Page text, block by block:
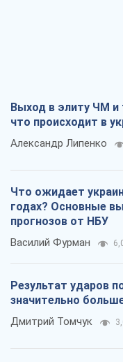
Выход в элиту ЧМ и
что происходит в
Александр Липенко
Что ожидает
годах? Основные
прогнозов от НБУ
Василий Фурман
Результат ударов
значительно
Дмитрий Томчук